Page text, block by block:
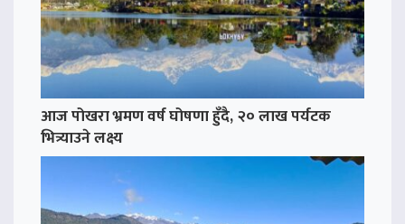
आज पोखरा भ्रमण वर्ष घोषणा हुँदै, २० लाख पर्यटक
भित्र्याउने लक्ष्य